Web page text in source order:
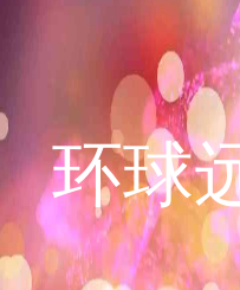
环球